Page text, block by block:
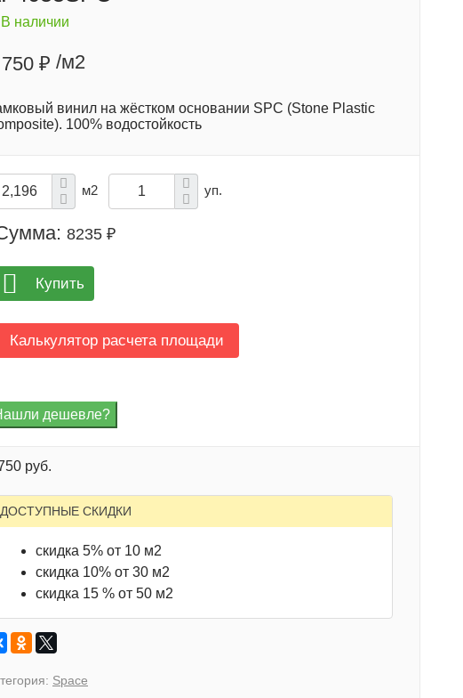
В наличии
₽ /м2
винил на жёстком основании SPC (Stone Plastic
100% водостойкость
м2 уп.
8235 ₽
Купить
Калькулятор расчета площади
руб.
ДОСТУПНЫЕ СКИДКИ
скидка 5% от 10 м2
скидка 10% от 30 м2
скидка 15 % от 50 м2
Space